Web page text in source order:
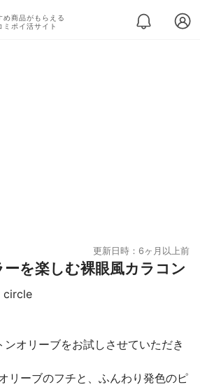
め商品がもらえる
ミポイ活サイト
更新日時：6ヶ月以上前
を楽しむ裸眼風カラコン
circle
オリーブをお試しさせていただき
リーブのフチと、ふんわり発色のピ